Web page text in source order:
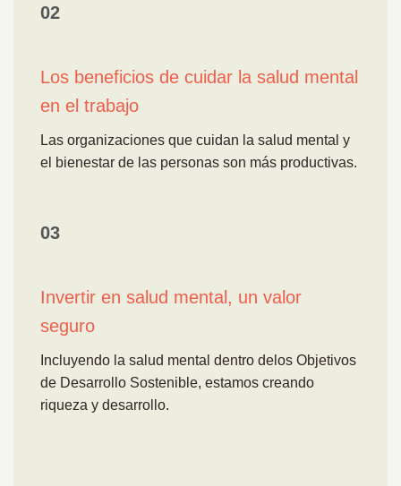
02
Los beneficios de cuidar la salud mental
en el trabajo
Las organizaciones que cuidan la salud mental y
el bienestar de las personas son más productivas.
03
Invertir en salud mental, un valor
seguro
Incluyendo la salud mental dentro delos Objetivos
de Desarrollo Sostenible, estamos creando
riqueza y desarrollo.